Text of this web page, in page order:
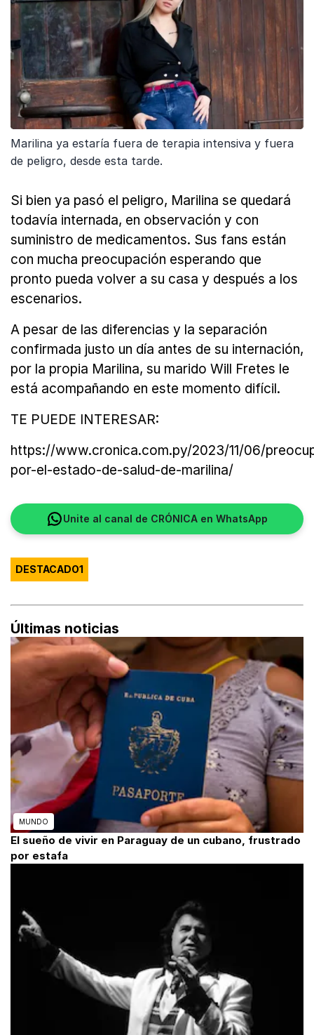
Marilina ya estaría fuera de terapia intensiva y fuera
de peligro, desde esta tarde.
Si bien ya pasó el peligro, Marilina se quedará
todavía internada, en observación y con
suministro de medicamentos. Sus fans están
con mucha preocupación esperando que
pronto pueda volver a su casa y después a los
escenarios.
A pesar de las diferencias y la separación
confirmada justo un día antes de su internación,
por la propia Marilina, su marido Will Fretes le
está acompañando en este momento difícil.
TE PUEDE INTERESAR:
https://www.cronica.com.py/2023/11/06/
por-el-estado-de-salud-de-marilina/
Unite al canal de CRÓNICA en WhatsApp
DESTACADO1
Últimas noticias
MUNDO
El sueño de vivir en Paraguay de un cubano, frustrado
por estafa